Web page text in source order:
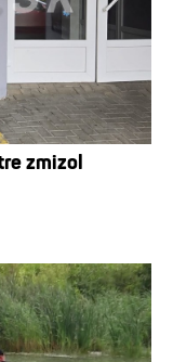
zmizol